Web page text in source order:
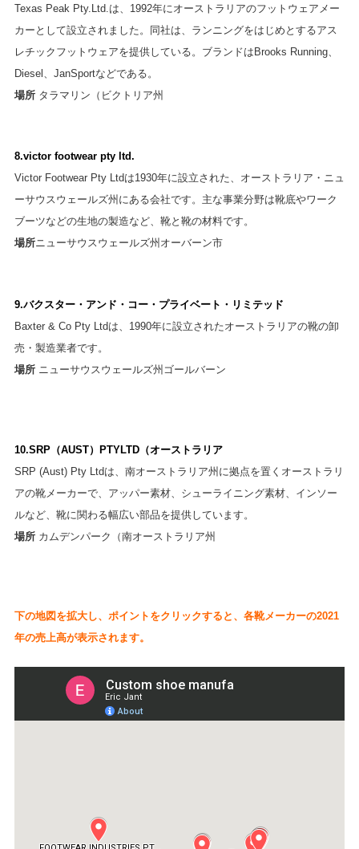
Texas Peak Pty.Ltd.は、1992年にオーストラリアのフットウェアメー
カーとして設立されました。同社は、ランニングをはじめとするアス
レチックフットウェアを提供している。ブランドはBrooks Running、
Diesel、JanSportなどである。
場所 タラマリン（ビクトリア州
8.victor footwear pty ltd.
Victor Footwear Pty Ltdは1930年に設立された、オーストラリア・ニュ
ーサウスウェールズ州にある会社です。主な事業分野は靴底やワーク
ブーツなどの生地の製造など、靴と靴の材料です。
場所ニューサウスウェールズ州オーバーン市
9.バクスター・アンド・コー・プライベート・リミテッド
Baxter & Co Pty Ltdは、1990年に設立されたオーストラリアの靴の卸
売・製造業者です。
場所 ニューサウスウェールズ州ゴールバーン
10.SRP（AUST）PTYLTD（オーストラリア
SRP (Aust) Pty Ltdは、南オーストラリア州に拠点を置くオーストラリ
アの靴メーカーで、アッパー素材、シューライニング素材、インソー
ルなど、靴に関わる幅広い部品を提供しています。
場所 カムデンパーク（南オーストラリア州
下の地図を拡大し、ポイントをクリックすると、各靴メーカーの2021
年の売上高が表示されます。